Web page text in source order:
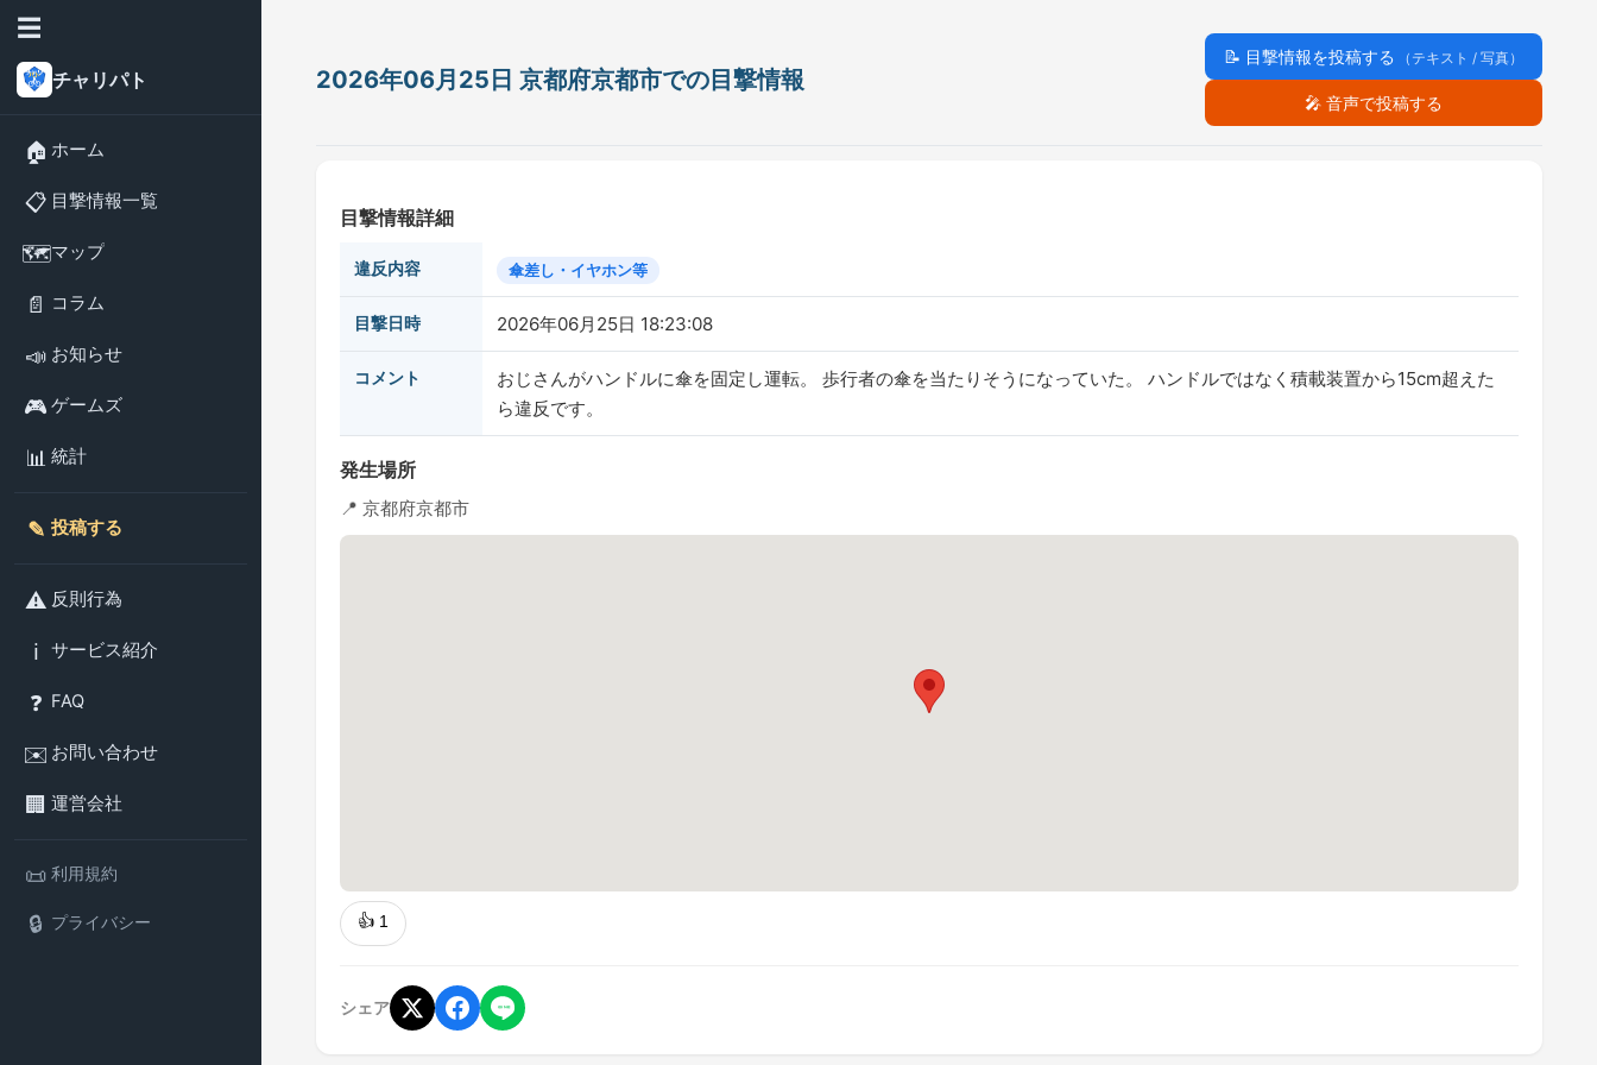
☰
チャリパト
🏠 ホーム
📋 目撃情報一覧
🗺️マップ
📄 コラム
📣 お知らせ
🎮 ゲームズ
📊 統計
✎️ 投稿する
⚠️ 反則行為
ℹ️ サービス紹介
❓ FAQ
✉️ お問い合わせ
🏢 運営会社
📜 利用規約
🔒 プライバシー
2026年06月25日 京都府京都市での目撃情報
📝 目撃情報を投稿する （テキスト / 写真）
🎤 音声で投稿する
目撃情報詳細
違反内容 傘差し・イヤホン等
目撃日時 2026年06月25日 18:23:08
コメント
おじさんがハンドルに傘を固定し運転。 歩行者の傘を当たりそうになっていた。 ハンドルではなく積載装置から15cm超えた
ら違反です。
発生場所
📍 京都府京都市
👍 1
シェア